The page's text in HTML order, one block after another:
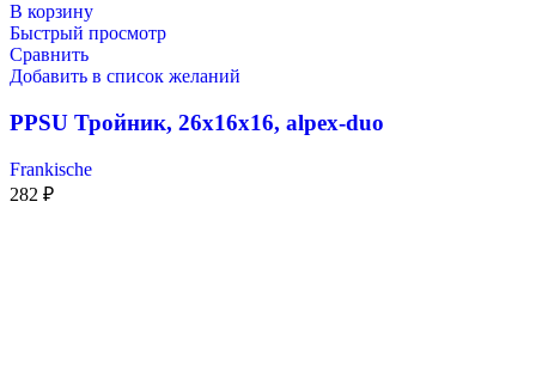
В корзину
Быстрый просмотр
Сравнить
Добавить в список желаний
PPSU Тройник, 26х16х16, alpex-duo
Frankische
282 ₽